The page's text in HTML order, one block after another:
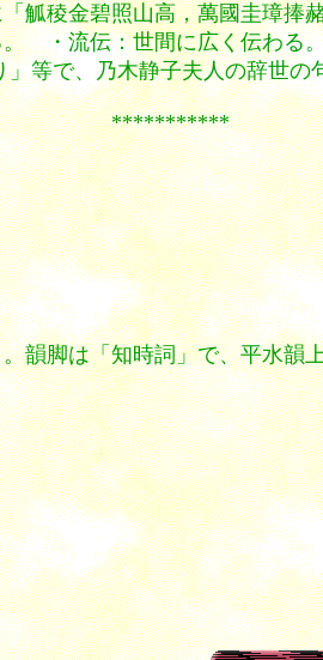
觚稜金碧照山高，萬國圭璋捧
・流伝：世間に広く伝わる
」等で、乃木静子夫人の辞世
韻脚は「知時詞」で、平水韻